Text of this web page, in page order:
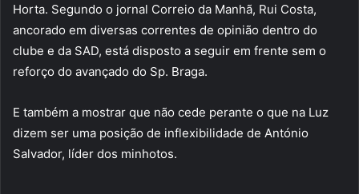
Horta. Segundo o jornal Correio da Manhã, Rui Costa,
ancorado em diversas correntes de opinião dentro do
clube e da SAD, está disposto a seguir em frente sem o
reforço do avançado do Sp. Braga.
E também a mostrar que não cede perante o que na Luz
dizem ser uma posição de inflexibilidade de António
Salvador, líder dos minhotos.